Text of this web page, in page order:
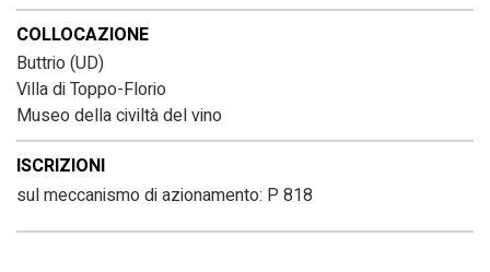
COLLOCAZIONE
Buttrio (UD)
Villa di Toppo-Florio
Museo della civiltà del vino
ISCRIZIONI
sul meccanismo di azionamento: P 818